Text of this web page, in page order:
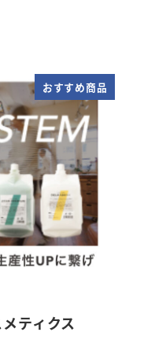
おすすめ商品
ティクス